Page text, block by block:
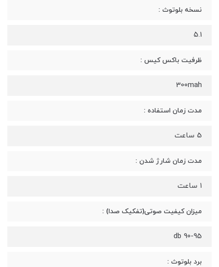
نسخه بلوتوث :
۵.1
ظرفیت باکس کیس :
300mah
مدت زمان استفاده :
5 ساعت
مدت زمان شارژ شدن :
۱ ساعت
میزان کیفیت صوتی(تفکیک صدا) :
90-95 db
برد بلوتوث :